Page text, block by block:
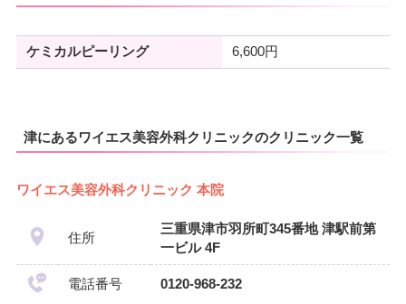
ケミカルピーリング 6,600円
津にあるワイエス美容外科クリニックのクリニック一覧
ワイエス美容外科クリニック 本院
住所
三重県津市羽所町345番地 津駅前第
一ビル 4F
電話番号 0120-968-232